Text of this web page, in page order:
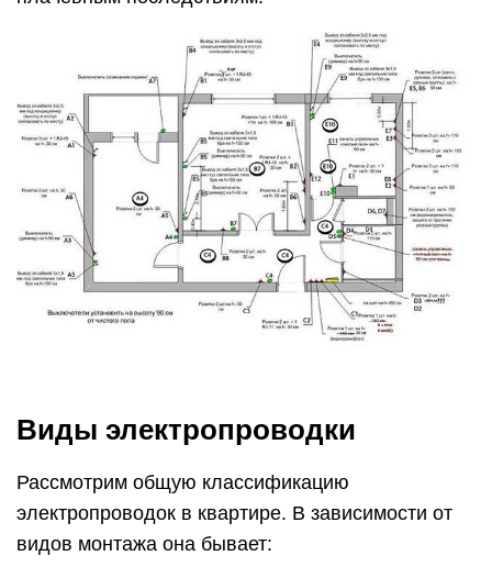
Виды электропроводки
Рассмотрим общую классификацию
электропроводок в квартире. В зависимости от
видов монтажа она бывает: